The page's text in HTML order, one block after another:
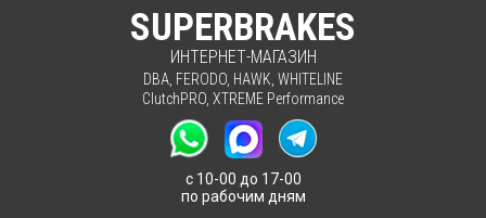
SUPERBRAKES
ИНТЕРНЕТ-МАГАЗИН
DBA FERODO HAWK WHITELINE
ClutchPRO XTREME Performance
с 10-00 до 17-00
по рабочим дням